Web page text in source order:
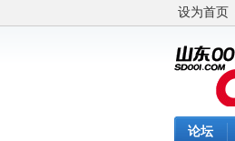
设为首页
论坛